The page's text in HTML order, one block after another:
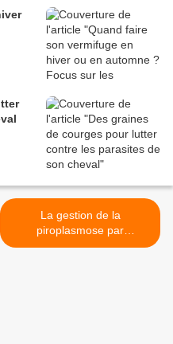
La gestion de la
piroplasmose par
l’alimentation (partie 2) >